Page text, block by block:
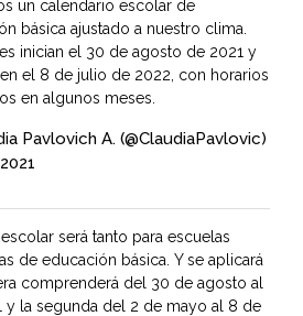
un calendario escolar de
básica ajustado a nuestro clima.
inician el 30 de agosto de 2021 y
el 8 de julio de 2022, con horarios
en algunos meses.
Pavlovich A. (@ClaudiaPavlovic)
será tanto para escuelas
de educación básica. Y se aplicará
comprenderá del 30 de agosto al
y la segunda del 2 de mayo al 8 de